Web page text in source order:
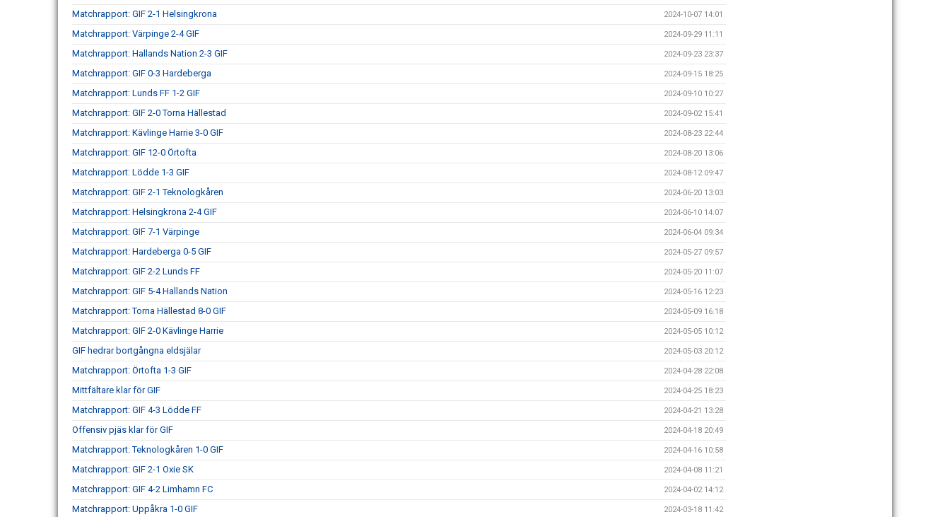
Matchrapport: GIF 2-1 Helsingkrona 2024-10-07 14:01
Matchrapport: Värpinge 2-4 GIF 2024-09-29 11:11
Matchrapport: Hallands Nation 2-3 GIF 2024-09-23 23:37
Matchrapport: GIF 0-3 Hardeberga 2024-09-15 18:25
Matchrapport: Lunds FF 1-2 GIF 2024-09-10 10:27
Matchrapport: GIF 2-0 Torna Hällestad 2024-09-02 15:41
Matchrapport: Kävlinge Harrie 3-0 GIF 2024-08-23 22:44
Matchrapport: GIF 12-0 Örtofta 2024-08-20 13:06
Matchrapport: Lödde 1-3 GIF 2024-08-12 09:47
Matchrapport: GIF 2-1 Teknologkåren 2024-06-20 13:03
Matchrapport: Helsingkrona 2-4 GIF 2024-06-10 14:07
Matchrapport: GIF 7-1 Värpinge 2024-06-04 09:34
Matchrapport: Hardeberga 0-5 GIF 2024-05-27 09:57
Matchrapport: GIF 2-2 Lunds FF 2024-05-20 11:07
Matchrapport: GIF 5-4 Hallands Nation 2024-05-16 12:23
Matchrapport: Torna Hällestad 8-0 GIF 2024-05-09 16:18
Matchrapport: GIF 2-0 Kävlinge Harrie 2024-05-05 10:12
GIF hedrar bortgångna eldsjälar 2024-05-03 20:12
Matchrapport: Örtofta 1-3 GIF 2024-04-28 22:08
Mittfältare klar för GIF 2024-04-25 18:23
Matchrapport: GIF 4-3 Lödde FF 2024-04-21 13:28
Offensiv pjäs klar för GIF 2024-04-18 20:49
Matchrapport: Teknologkåren 1-0 GIF 2024-04-16 10:58
Matchrapport: GIF 2-1 Oxie SK 2024-04-08 11:21
Matchrapport: GIF 4-2 Limhamn FC 2024-04-02 14:12
Matchrapport: Uppåkra 1-0 GIF 2024-03-18 11:42